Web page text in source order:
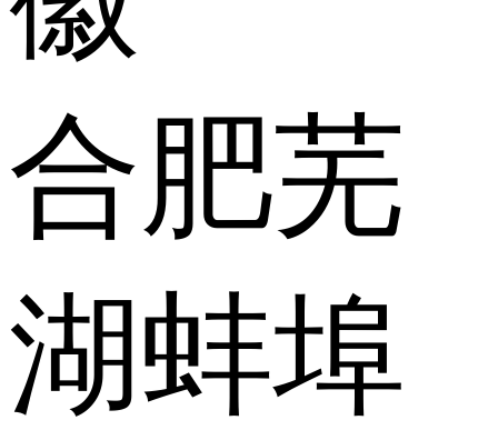
合肥芜
湖蚌埠